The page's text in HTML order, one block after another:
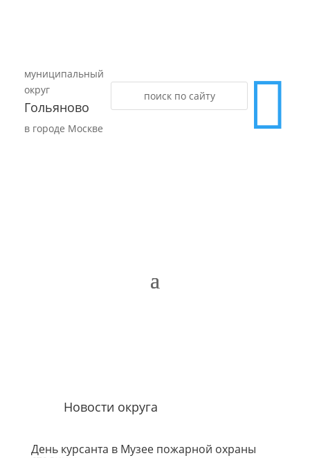
муниципальный
округ
Гольяново
в городе Москве 
Новости округа
День курсанта в Музее пожарной охраны